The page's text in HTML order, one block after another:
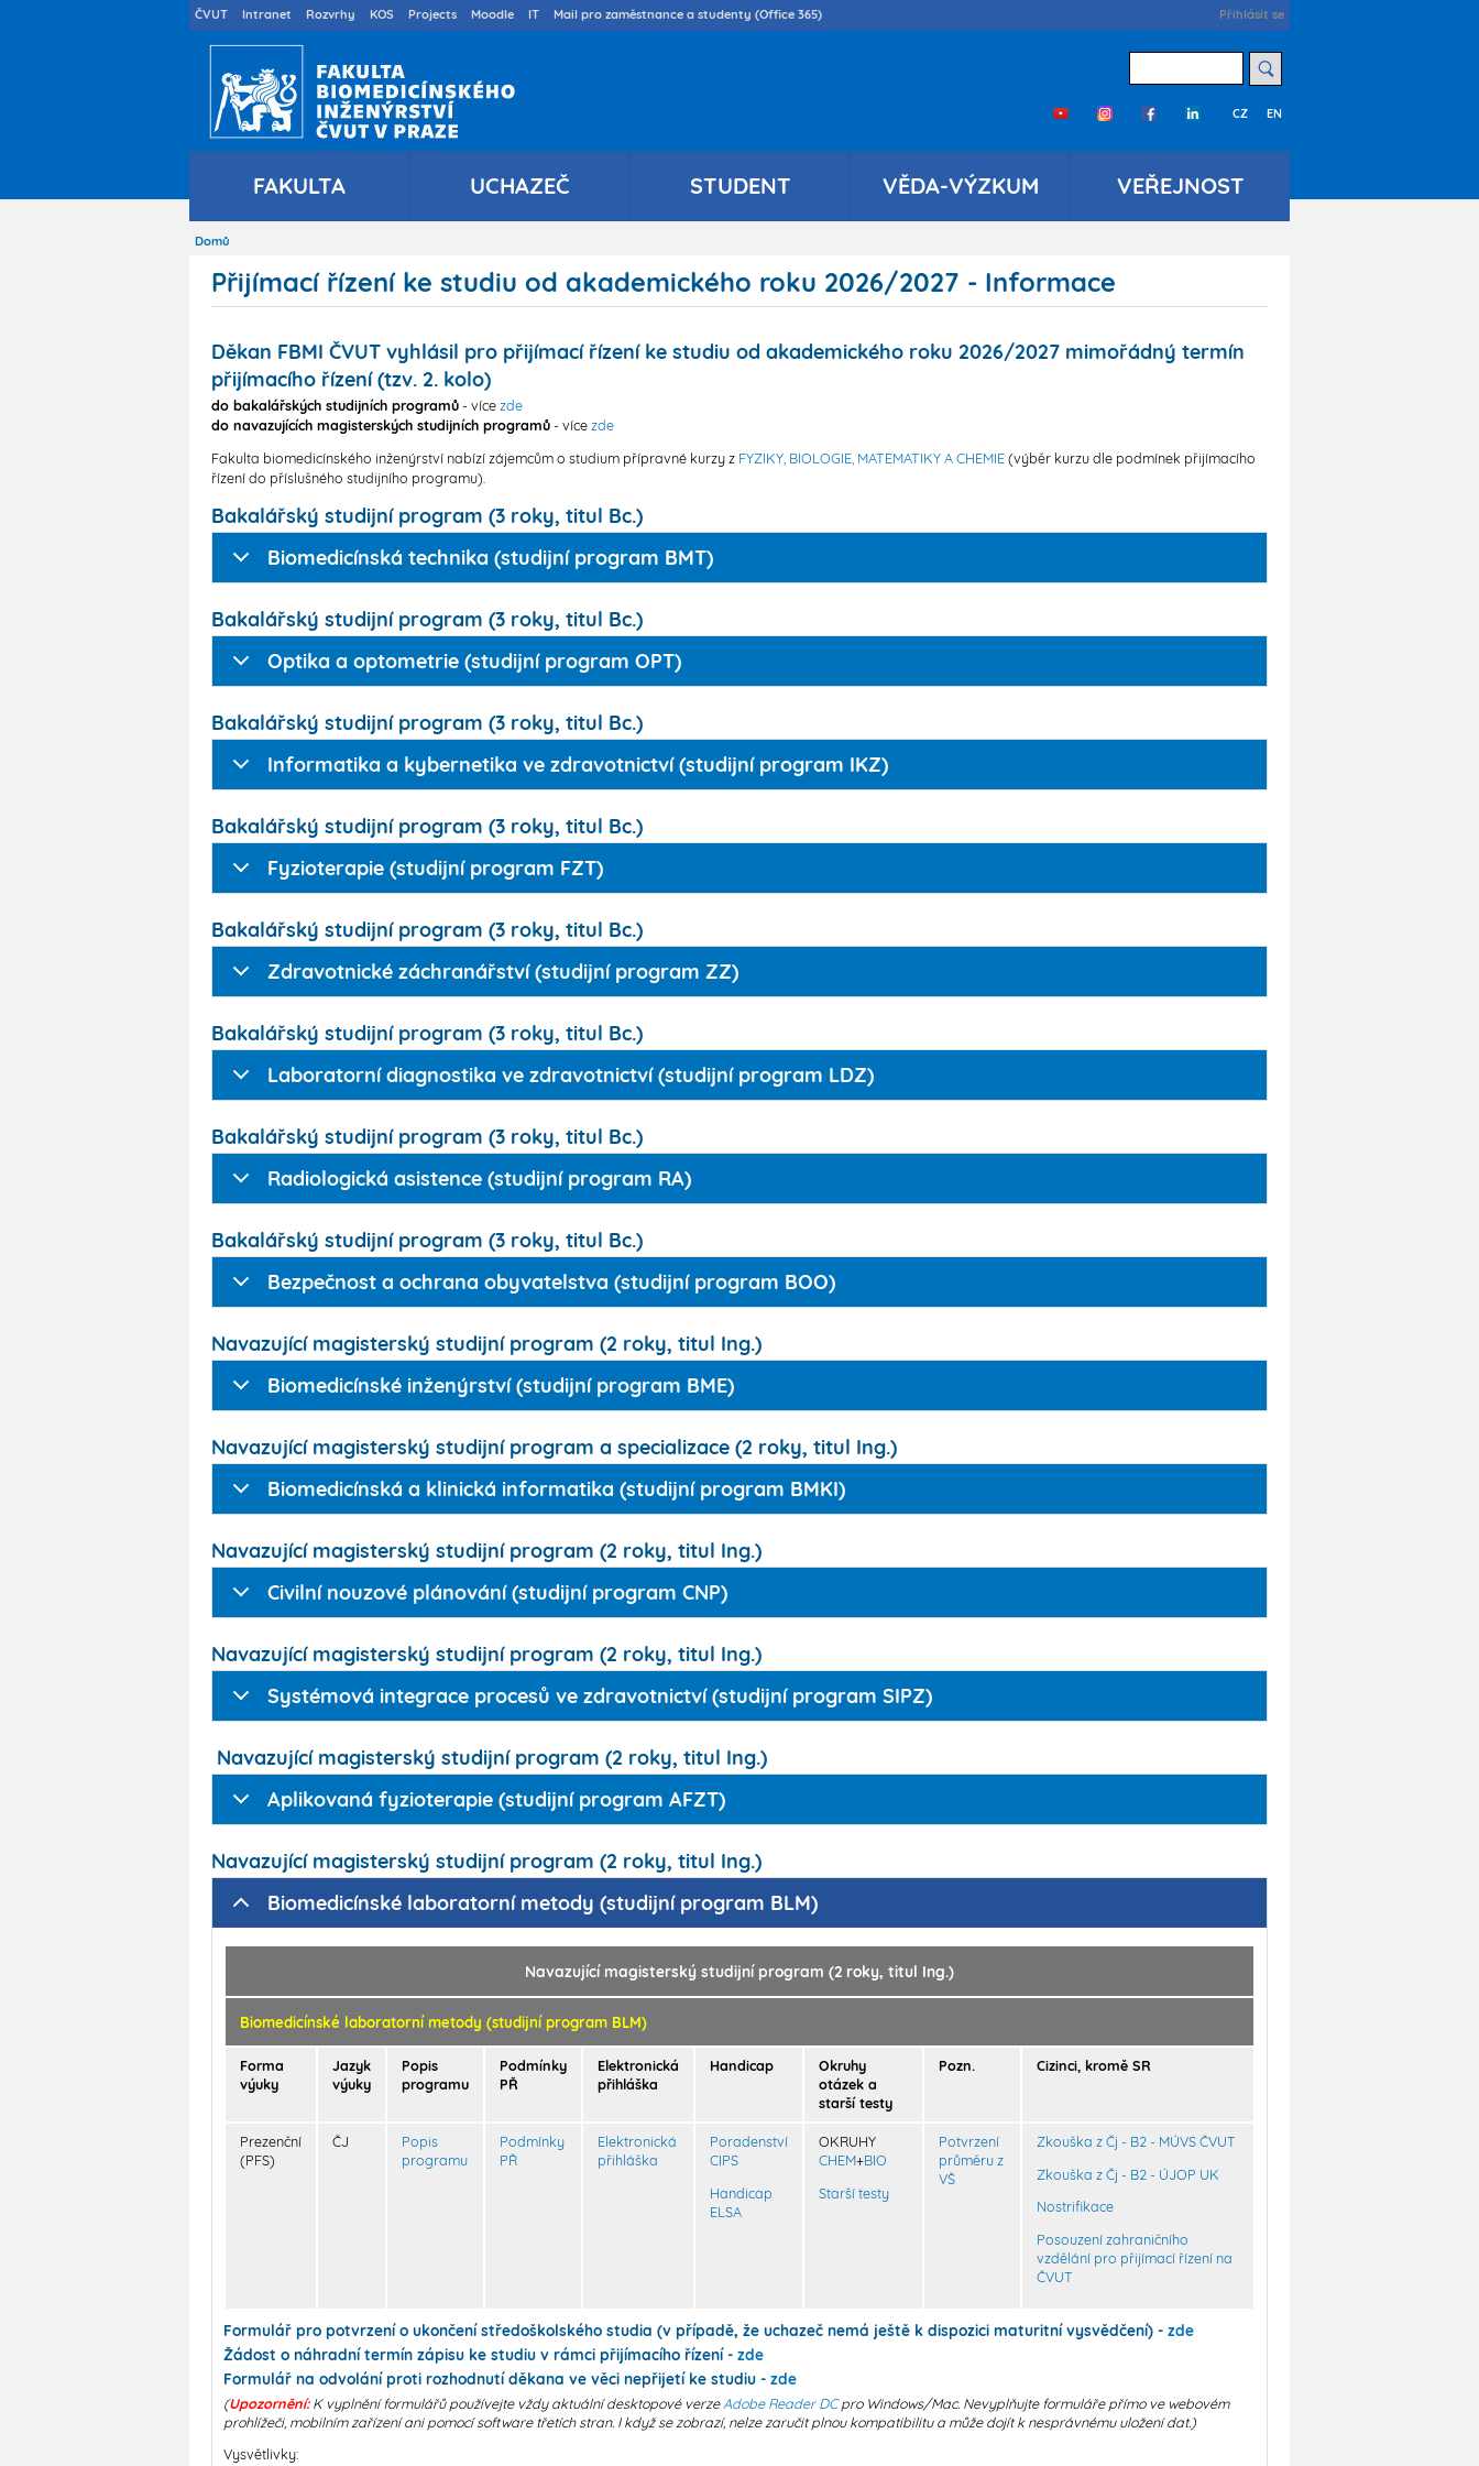
Přejít
k
Druhé
menu
ČVUT Intranet Rozvrhy KOS Projects Moodle IT Mail pro zaměstnance a studenty (Office 365)
User
account
menu
Přihlásit se
Třetí
cs
CZ EN
FAKULTA UCHAZEČ STUDENT VĚDA-VÝZKUM VEŘEJNOST
Drobečková
Domů
Přijímací řízení ke studiu od akademického roku 2026/2027 - Informace
Děkan FBMI ČVUT vyhlásil pro přijímací řízení ke studiu od akademického roku 2026/2027 mimořádný termín
přijímacího řízení (tzv. 2. kolo)
do bakalářských studijních programů- více zde
do navazujících magisterských studijních programů- více zde
Fakulta biomedicínského inženýrství nabízí zájemcům o studium přípravné kurzy z FYZIKY, BIOLOGIE, MATEMATIKY A CHEMIE(výběr kurzu dle podmínek přijímacího
řízení do příslušného studijního programu).
Bakalářský studijní program (3 roky, titul Bc.)
Biomedicínská technika (studijní program BMT)
Bakalářský studijní program (3 roky, titul Bc.)
Optika a optometrie (studijní program OPT)
Bakalářský studijní program (3 roky, titul Bc.)
Informatika a kybernetika ve zdravotnictví (studijní program IKZ)
Bakalářský studijní program (3 roky, titul Bc.)
Fyzioterapie (studijní program FZT)
Bakalářský studijní program (3 roky, titul Bc.)
Zdravotnické záchranářství (studijní program ZZ)
Bakalářský studijní program (3 roky, titul Bc.)
Laboratorní diagnostika ve zdravotnictví (studijní program LDZ)
Bakalářský studijní program (3 roky, titul Bc.)
Radiologická asistence (studijní program RA)
Bakalářský studijní program (3 roky, titul Bc.)
Bezpečnost a ochrana obyvatelstva (studijní program BOO)
Navazující magisterský studijní program (2 roky, titul Ing.)
Biomedicínské inženýrství (studijní program BME)
Navazující magisterský studijní program a specializace (2 roky, titul Ing.)
Biomedicínská a klinická informatika (studijní program BMKI)
Navazující magisterský studijní program (2 roky, titul Ing.)
Civilní nouzové plánování (studijní program CNP)
Navazující magisterský studijní program (2 roky, titul Ing.)
Systémová integrace procesů ve zdravotnictví (studijní program SIPZ)
Navazující magisterský studijní program (2 roky, titul Ing.)
Aplikovaná fyzioterapie (studijní program AFZT)
Navazující magisterský studijní program (2 roky, titul Ing.)
Biomedicínské laboratorní metody (studijní program BLM)
Navazující magisterský studijní program (2 roky, titul Ing.)
Biomedicínské laboratorní metody (studijní program BLM)
Forma
výuky
Jazyk
výuky
Popis
programu
Podmínky
PŘ
Elektronická
přihláška
Handicap
Okruhy
otázek a
starší testy
Pozn. Cizinci, kromě SR
Prezenční
(PFS)
ČJ
Popis
programu
Podmínky
PŘ
Elektronická
přihláška
Poradenství
CIPS
Handicap
ELSA
OKRUHY
CHEM+BIO
Starší testy
Potvrzení
průměru z
VŠ
Zkouška z Čj - B2 - MÚVS ČVUT
Zkouška z Čj - B2 - ÚJOP UK
Nostrifikace
Posouzení zahraničního
vzdělání pro přijímací řízení na
ČVUT
Formulář pro potvrzení o ukončení středoškolského studia (v případě, že uchazeč nemá ještě k dispozici maturitní vysvědčení) - zde
Žádost o náhradní termín zápisu ke studiu v rámci přijímacího řízení - zde
Formulář na odvolání proti rozhodnutí děkana ve věci nepřijetí ke studiu - zde
(Upozornění:K vyplnění formulářů používejte vždy aktuální desktopové verzeAdobe Reader DCpro Windows/Mac. Nevyplňujte formuláře přímo ve webovém
prohlížeči, mobilním zařízení ani pomocí software třetích stran. I když se zobrazí, nelze zaručit plnou kompatibilitu a může dojít k nesprávnému uložení dat.)
Vysvětlivky: